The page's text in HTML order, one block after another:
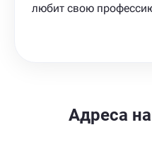
любит свою
Адреса